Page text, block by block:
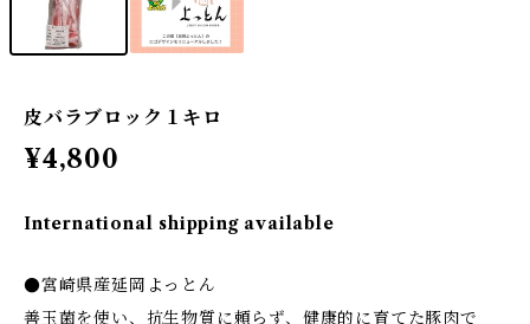
皮バラブロック１キロ
¥4,800
International shipping available
●宮崎県産延岡よっとん
善玉菌を使い、抗生物質に頼らず、健康的に育てた豚肉で